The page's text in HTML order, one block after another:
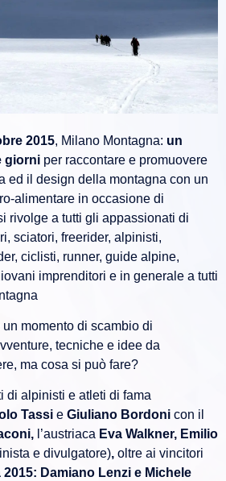
2015, Milano Montagna: un
giorni per raccontare e promuovere
ed il design della montagna con un
alimentare in occasione di
rivolge a tutti gli appassionati di
sciatori, freerider, alpinisti,
ciclisti, runner, guide alpine,
imprenditori e in generale a tutti
un momento di scambio di
tecniche e idee da
ma cosa si può fare?
di alpinisti e atleti di fama
Tassi e Giuliano Bordoni con il
l’austriaca Eva Walkner, Emilio
e divulgatore), oltre ai vincitori
2015: Damiano Lenzi e Michele